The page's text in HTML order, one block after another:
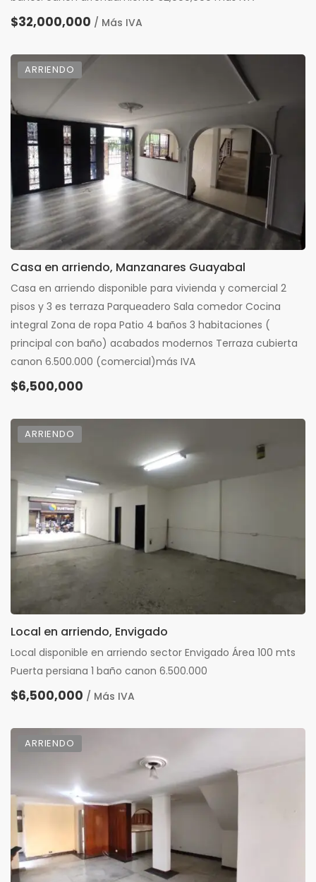
$32,000,000 / Más IVA
ARRIENDO
Casa en arriendo, Manzanares Guayabal
Casa en arriendo disponible para vivienda y comercial 2
pisos y 3 es terraza Parqueadero Sala comedor Cocina
integral Zona de ropa Patio 4 baños 3 habitaciones (
principal con baño) acabados modernos Terraza cubierta
canon 6.500.000 (comercial)más IVA
$6,500,000
ARRIENDO
Local en arriendo, Envigado
Local disponible en arriendo sector Envigado Área 100 mts
Puerta persiana 1 baño canon 6.500.000
$6,500,000 / Más IVA
ARRIENDO